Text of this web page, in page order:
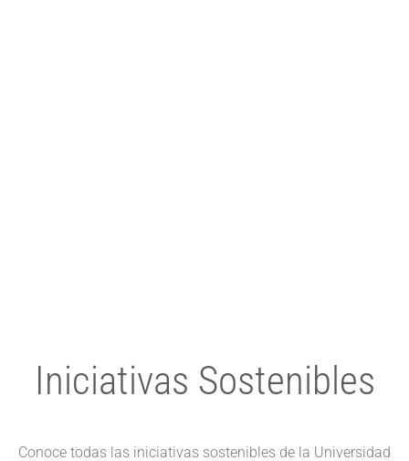
Iniciativas Sostenibles
Conoce todas las iniciativas sostenibles de la Universidad